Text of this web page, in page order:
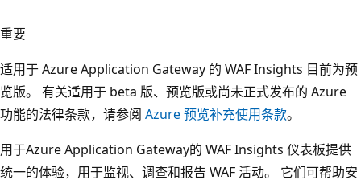
重要
适用于 Azure Application Gateway 的 WAF Insights 目前为预
览版。 有关适用于 beta 版、预览版或尚未正式发布的 Azure
功能的法律条款，请参阅 Azure 预览补充使用条款。
用于Azure Application Gateway的 WAF Insights 仪表板提供
统一的体验，用于监视、调查和报告 WAF 活动。 它们可帮助安